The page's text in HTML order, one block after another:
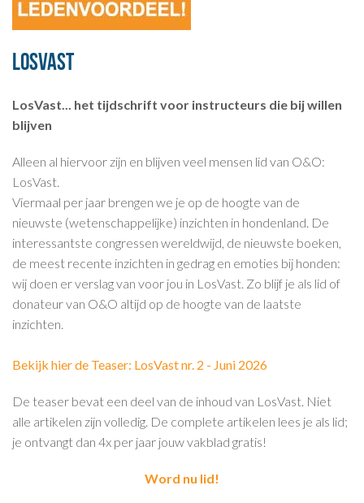
LosVast
LosVast... het tijdschrift voor instructeurs die bij willen
blijven
Alleen al hiervoor zijn en blijven veel mensen lid van O&O:
LosVast.
Viermaal per jaar brengen we je op de hoogte van de
nieuwste (wetenschappelijke) inzichten in hondenland. De
interessantste congressen wereldwijd, de nieuwste boeken,
de meest recente inzichten in gedrag en emoties bij honden:
wij doen er verslag van voor jou in LosVast. Zo blijf je als lid of
donateur van O&O altijd op de hoogte van de laatste
inzichten.
Bekijk hier de Teaser: LosVast nr. 2 - Juni 2026
De teaser bevat een deel van de inhoud van LosVast. Niet
alle artikelen zijn volledig. De complete artikelen lees je als lid;
je ontvangt dan 4x per jaar jouw vakblad gratis!
Word nu lid!